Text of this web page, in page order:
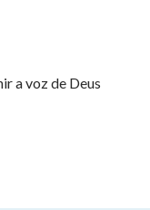
a voz de Deus